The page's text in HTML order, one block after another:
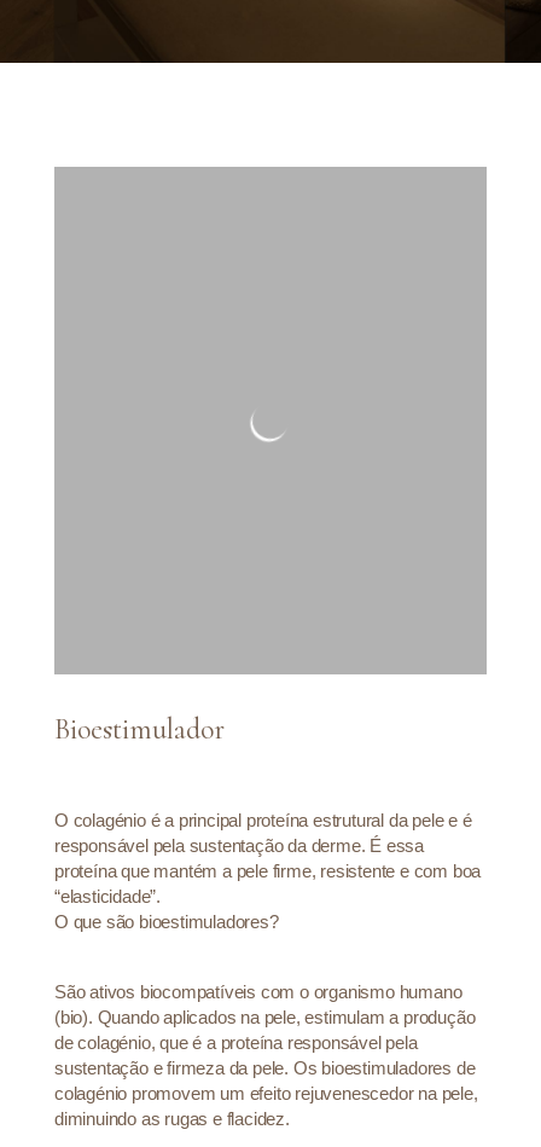
Bioestimulador
O colagénio é a principal proteína estrutural da pele e é
responsável pela sustentação da derme. É essa
proteína que mantém a pele firme, resistente e com boa
“elasticidade”.
O que são bioestimuladores?
São ativos biocompatíveis com o organismo humano
(bio). Quando aplicados na pele, estimulam a produção
de colagénio, que é a proteína responsável pela
sustentação e firmeza da pele. Os bioestimuladores de
colagénio promovem um efeito rejuvenescedor na pele,
diminuindo as rugas e flacidez.